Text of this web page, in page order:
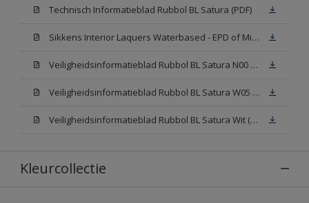
Technisch Informatieblad Rubbol BL Satura (PDF)
Sikkens Interior Laquers Waterbased - EPD of Milieuproductverklaring
Veiligheidsinformatieblad Rubbol BL Satura N00 (MSDS)
Veiligheidsinformatieblad Rubbol BL Satura W05 (MSDS)
Veiligheidsinformatieblad Rubbol BL Satura Wit (MSDS)
Kleurcollectie